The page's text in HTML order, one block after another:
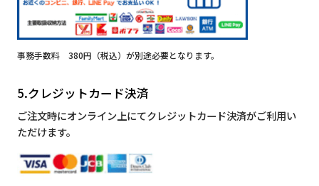
事務手数料 380円（税込）が別途必要となります。
5.クレジットカード決済
ご注文時にオンライン上にてクレジットカード決済がご利用い
ただけます。